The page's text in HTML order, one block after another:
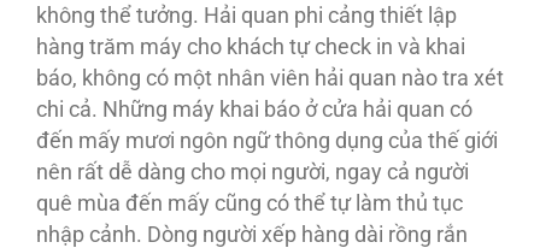
không thể tưởng. Hải quan phi cảng thiết lập
hàng trăm máy cho khách tự check in và khai
báo, không có một nhân viên hải quan nào tra xét
chi cả. Những máy khai báo ở cửa hải quan có
đến mấy mươi ngôn ngữ thông dụng của thế giới
nên rất dễ dàng cho mọi người, ngay cả người
quê mùa đến mấy cũng có thể tự làm thủ tục
nhập cảnh. Dòng người xếp hàng dài rồng rắn